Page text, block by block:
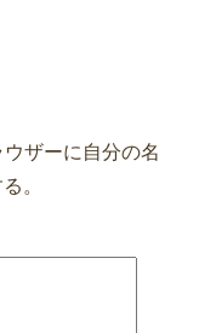
ザーに自分の名
。